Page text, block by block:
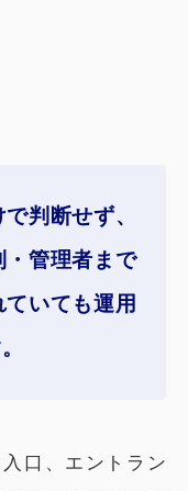
判断せず、
・管理者まで
いても運用
口、エントラン